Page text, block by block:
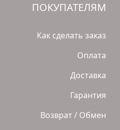
ПОКУПАТЕЛЯМ
Как сделать заказ
Оплата
Доставка
Гарантия
Возврат / Обмен